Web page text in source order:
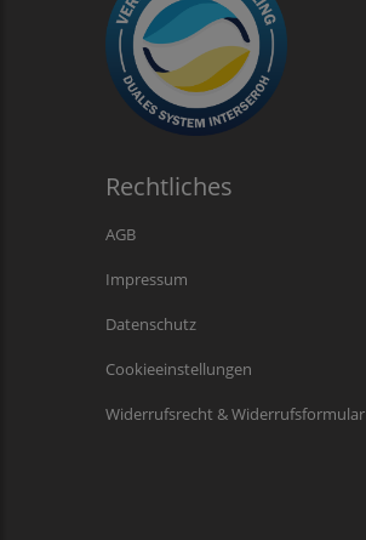
Rechtliches
AGB
Impressum
Datenschutz
Cookieeinstellungen
Widerrufsrecht & Widerrufsformular